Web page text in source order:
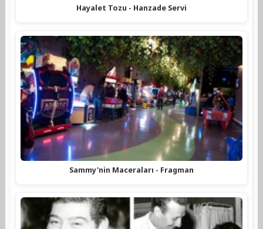
Hayalet Tozu - Hanzade Servi
Sammy'nin Maceraları - Fragman